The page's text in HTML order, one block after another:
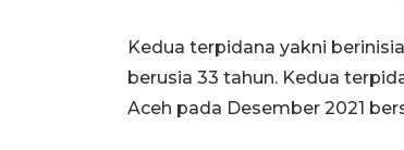
Kedua terpidana yakni
berusia 33 tahun. Kedua
Aceh pada Desember 2021